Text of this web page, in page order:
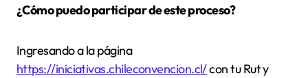
¿Cómo puedo participar de este proceso?
Ingresando a la página
https://iniciativas.chileconvencion.cl/con tu Rut y